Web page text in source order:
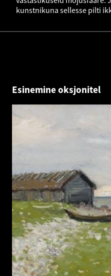
kunstnikuna sellesse pilti
Esinemine oksjonitel